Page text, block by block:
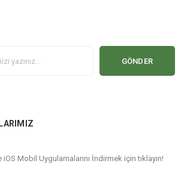
GÖNDER
Mobil Uygulamalarını İndirmek için tıklayın!